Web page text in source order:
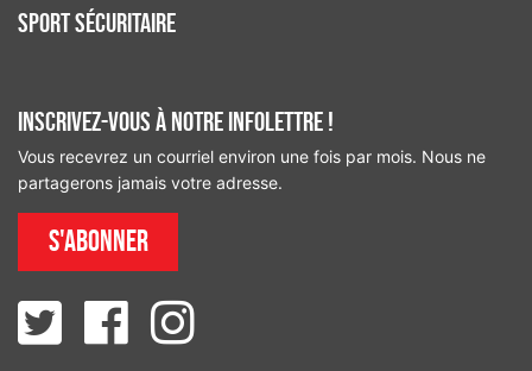
Sport sécuritaire
INSCRIVEZ-VOUS À NOTRE INFOLETTRE !
Vous recevrez un courriel environ une fois par mois. Nous ne
partagerons jamais votre adresse.
S'abonner